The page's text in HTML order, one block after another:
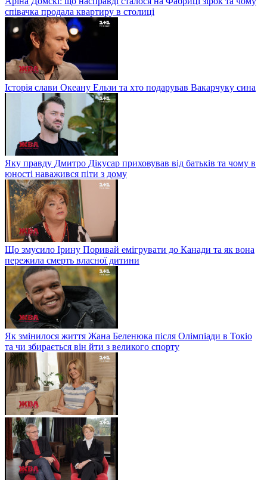
співачка продала квартиру в столиці
Історія слави Океану Ельзи та хто подарував Вакарчуку сина
Яку правду Дмитро Дікусар приховував від батьків та чому в
юності наважився піти з дому
Що змусило Ірину Поривай емігрувати до Канади та як вона
пережила смерть власної дитини
Як змінилося життя Жана Беленюка після Олімпіади в Токіо
та чи збирається він йти з великого спорту